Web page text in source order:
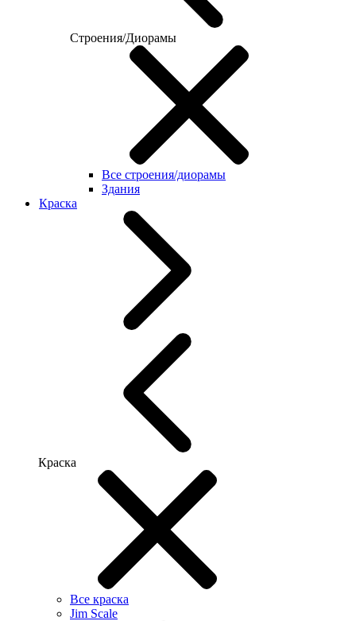
Строения/Диорамы
Все строения/диорамы
Здания
Краска
Краска
Все краска
Jim Scale